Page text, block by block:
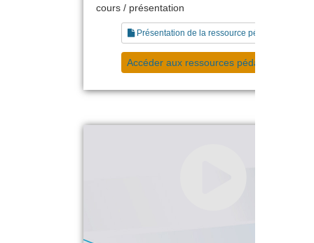
cours / présentation
Présentation de la ressource pédagogique
Accéder aux ressources pédagogiques